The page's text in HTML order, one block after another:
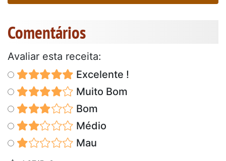
Comentários
Avaliar esta receita:
Excelente !
Muito Bom
Bom
Médio
Mau